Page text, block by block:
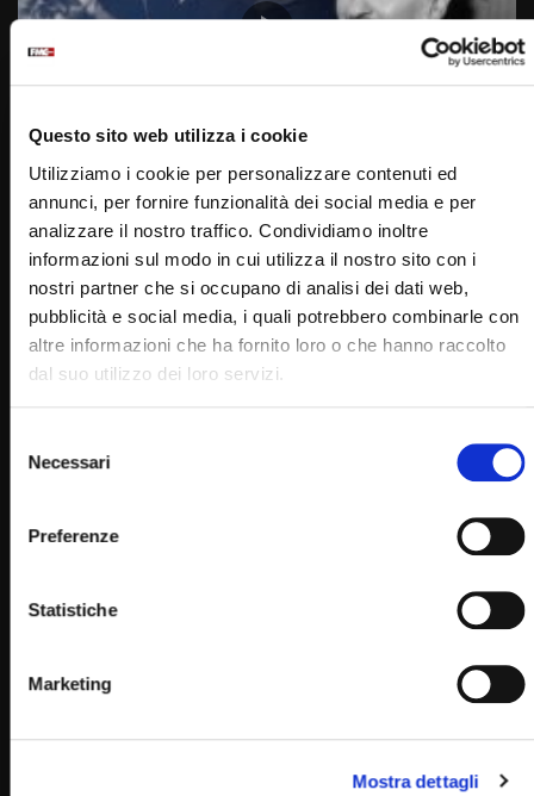
Questo sito web utilizza i cookie
Utilizziamo i cookie per personalizzare contenuti ed
annunci, per fornire funzionalità dei social media e per
analizzare il nostro traffico. Condividiamo inoltre
informazioni sul modo in cui utilizza il nostro sito con i
nostri partner che si occupano di analisi dei dati web,
pubblicità e social media, i quali potrebbero combinarle con
altre informazioni che ha fornito loro o che hanno raccolto
dal suo utilizzo dei loro servizi.
delNecessari
Preferenze
Statistiche
Marketing
Mostra dettagli
Itinerari domenicali 19 ottobre 2024 – Laici e Missione
STAFF
20/10/2024
0
2.3K 19 0
Famigliari di Dio, custodi del mondo. (Itinerari Domenicali
0
2.3K